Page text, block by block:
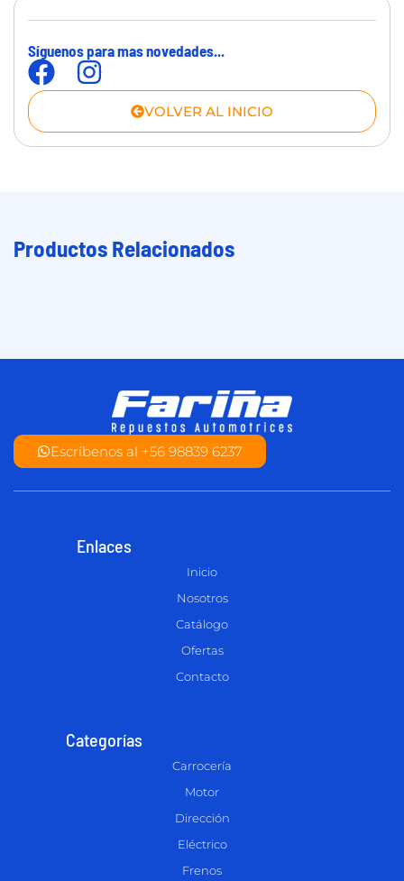
Síguenos para mas novedades...
VOLVER AL INICIO
Productos Relacionados
Escríbenos al +56 98839 6237
Enlaces
Inicio
Nosotros
Catálogo
Ofertas
Contacto
Categorías
Carrocería
Motor
Dirección
Eléctrico
Frenos